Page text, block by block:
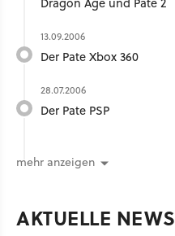
13.09.2006
Der Pate Xbox 360
28.07.2006
Der Pate PSP
mehr anzeigen
AKTUELLE NEWS